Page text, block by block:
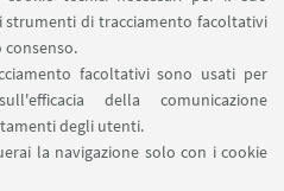
di tracciamento facoltativi
facoltativi sono usati per
della comunicazione
degli utenti.
la navigazione solo con i cookie
scientifico